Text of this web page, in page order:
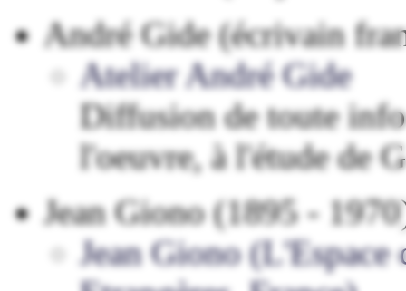
André Gide (écrivain
Atelier André Gide
Diffusion de toute
l'oeuvre, à l'étude de
Jean Giono (1895 -
Jean Giono